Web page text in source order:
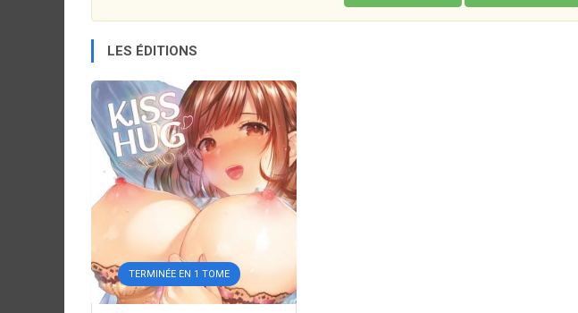
LES ÉDITIONS
TERMINÉE EN 1 TOME